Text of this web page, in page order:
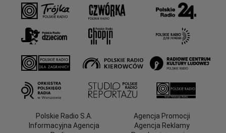
Polskie Radio S.A.
Informacyjna Agencja
Agencja Promocji
Agencja Reklamy